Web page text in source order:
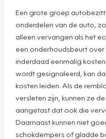
Een grote groep
onderdelen van de auto,
alleen vervangen als het
een onderhoudsbeurt over
inderdaad eenmalig
wordt gesignaleerd, kan
kosten leiden. Als de
versleten zijn, kunnen ze
aangetast dat ook die
Daarnaast kunnen niet
schokdempers of gladde